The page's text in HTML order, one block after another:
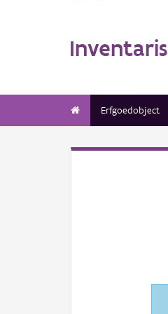
Inventaris
Erfgoedobject